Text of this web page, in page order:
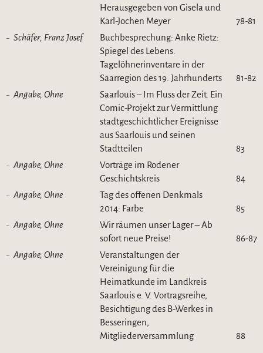
Herausgegeben von Gisela und
Karl-Jochen Meyer
78-81
Schäfer, Franz Josef
Buchbesprechung: Anke Rietz:
Spiegel des Lebens.
Tagelöhnerinventare in der
Saarregion des 19. Jahrhunderts
81-82
Angabe, Ohne
Saarlouis – Im Fluss der Zeit. Ein
Comic-Projekt zur Vermittlung
stadtgeschichtlicher Ereignisse
aus Saarlouis und seinen
Stadtteilen
83
Angabe, Ohne
Vorträge im Rodener
Geschichtskreis
84
Angabe, Ohne
Tag des offenen Denkmals
2014: Farbe
85
Angabe, Ohne
Wir räumen unser Lager – Ab
sofort neue Preise!
86-87
Angabe, Ohne
Veranstaltungen der
Vereinigung für die
Heimatkunde im Landkreis
Saarlouis e. V. Vortragsreihe,
Besichtigung des B-Werkes in
Besseringen,
Mitgliederversammlung
88